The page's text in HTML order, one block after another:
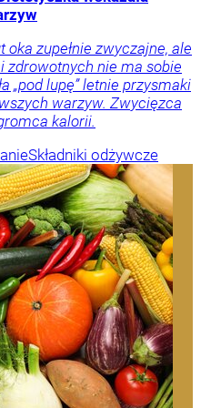
zupełnie zwyczajne, ale
zdrowotnych nie ma sobie
„pod lupę” letnie przysmaki
warzyw. Zwycięzca
kalorii.
Składniki odżywcze